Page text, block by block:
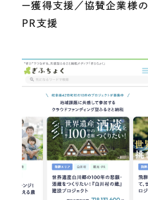
ー獲得支援／協賛企業様の
PR支援